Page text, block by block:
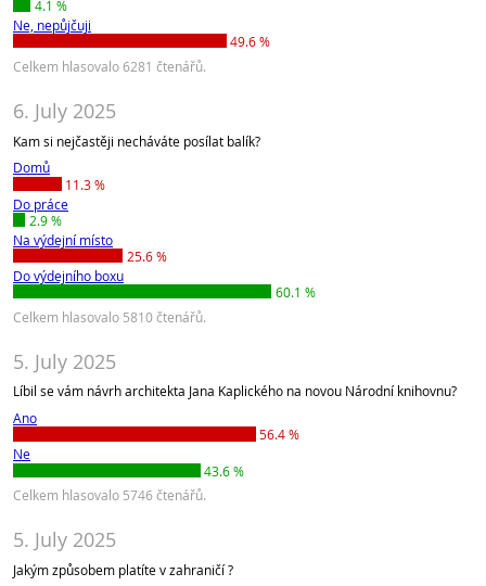
4.1 %
Ne, nepůjčuji
49.6 %
Celkem hlasovalo 6281 čtenářů.
6. July 2025
Kam si nejčastěji necháváte posílat balík?
Domů
11.3 %
Do práce
2.9 %
Na výdejní místo
25.6 %
Do výdejního boxu
60.1 %
Celkem hlasovalo 5810 čtenářů.
5. July 2025
Líbil se vám návrh architekta Jana Kaplického na novou Národní knihovnu?
Ano
56.4 %
Ne
43.6 %
Celkem hlasovalo 5746 čtenářů.
5. July 2025
Jakým způsobem platíte v zahraničí ?